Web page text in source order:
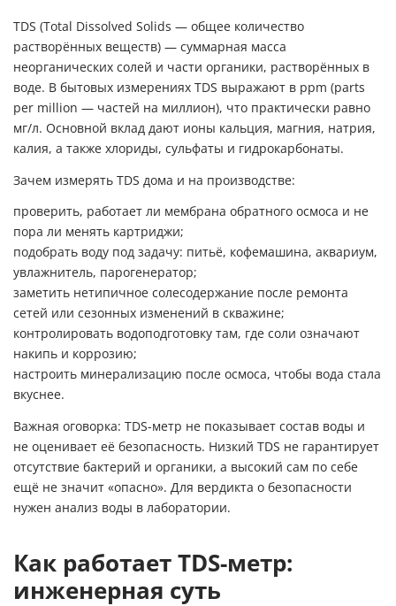
TDS (Total Dissolved Solids — общее количество
растворённых веществ) — суммарная масса
неорганических солей и части органики, растворённых в
воде. В бытовых измерениях TDS выражают в ppm (parts
per million — частей на миллион), что практически равно
мг/л. Основной вклад дают ионы кальция, магния, натрия,
калия, а также хлориды, сульфаты и гидрокарбонаты.
Зачем измерять TDS дома и на производстве:
проверить, работает ли мембрана обратного осмоса и не
пора ли менять картриджи;
подобрать воду под задачу: питьё, кофемашина, аквариум,
увлажнитель, парогенератор;
заметить нетипичное солесодержание после ремонта
сетей или сезонных изменений в скважине;
контролировать водоподготовку там, где соли означают
накипь и коррозию;
настроить минерализацию после осмоса, чтобы вода стала
вкуснее.
Важная оговорка: TDS-метр не показывает состав воды и
не оценивает её безопасность. Низкий TDS не гарантирует
отсутствие бактерий и органики, а высокий сам по себе
ещё не значит «опасно». Для вердикта о безопасности
нужен анализ воды в лаборатории.
Как работает TDS-метр:
инженерная суть